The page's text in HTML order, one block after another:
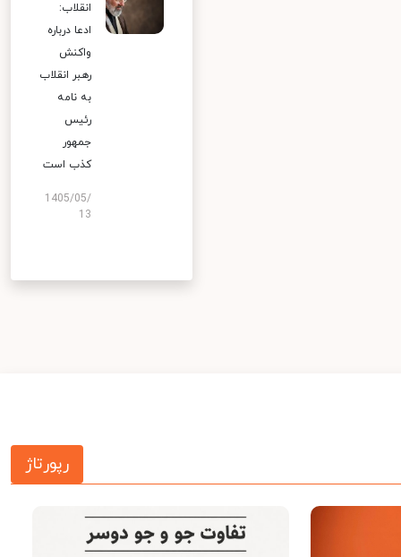
انقلاب:
ادعا درباره
واکنش
رهبر انقلاب
به نامه
رئیس
جمهور
کذب است
1405/05/
13
رپورتاژ